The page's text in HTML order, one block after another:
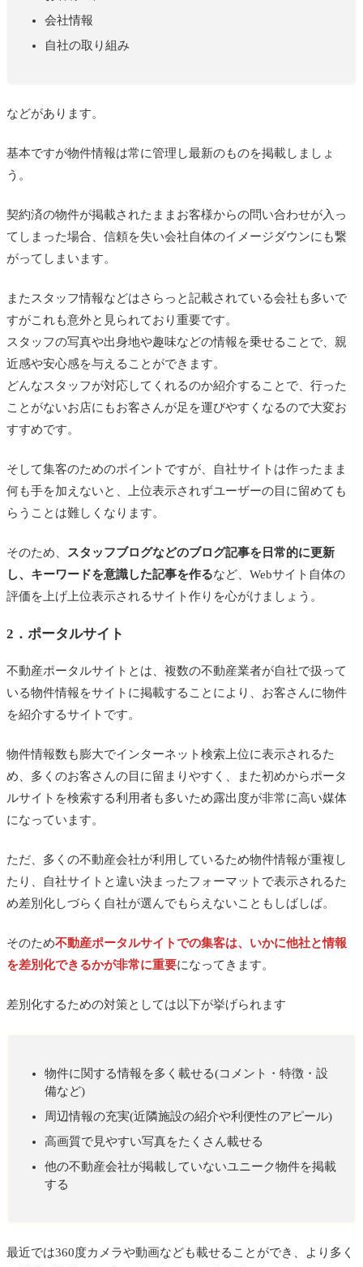
会社情報
自社の取り組み
などがあります。
基本ですが物件情報は常に管理し最新のものを掲載しましょ
う。
契約済の物件が掲載されたままお客様からの問い合わせが入っ
てしまった場合、信頼を失い会社自体のイメージダウンにも繋
がってしまいます。
またスタッフ情報などはさらっと記載されている会社も多いで
すがこれも意外と見られており重要です。
スタッフの写真や出身地や趣味などの情報を乗せることで、親
近感や安心感を与えることができます。
どんなスタッフが対応してくれるのか紹介することで、行った
ことがないお店にもお客さんが足を運びやすくなるので大変お
すすめです。
そして集客のためのポイントですが、自社サイトは作ったまま
何も手を加えないと、上位表示されずユーザーの目に留めても
らうことは難しくなります。
そのため、
スタッフブログなどのブログ記事を日常的に更新
し、キーワードを意識した記事を作るなど、Webサイト自体の
評価を上げ上位表示されるサイト作りを心がけましょう。
2．ポータルサイト
不動産ポータルサイトとは、複数の不動産業者が自社で扱って
いる物件情報をサイトに掲載することにより、お客さんに物件
を紹介するサイトです。
物件情報数も膨大でインターネット検索上位に表示されるた
め、多くのお客さんの目に留まりやすく、また初めからポータ
ルサイトを検索する利用者も多いため露出度が非常に高い媒体
になっています。
ただ、多くの不動産会社が利用しているため物件情報が重複し
たり、自社サイトと違い決まったフォーマットで表示されるた
め差別化しづらく自社が選んでもらえないこともしばしば。
そのため不動産ポータルサイトでの集客は、いかに他社と情報
を差別化できるかが非常に重要になってきます。
差別化するための対策としては以下が挙げられます
物件に関する情報を多く載せる(コメント・特徴・設
備など)
周辺情報の充実(近隣施設の紹介や利便性のアピール)
高画質で見やすい写真をたくさん載せる
他の不動産会社が掲載していないユニーク物件を掲載
する
最近では360度カメラや動画なども載せることができ、より多く